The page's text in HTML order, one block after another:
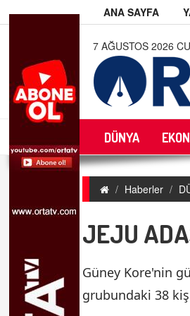
ANA SAYFA
7 AĞUSTOS 2026
DÜNYA
Haberler
JEJU
Güney Kore'nin
grubundaki 38